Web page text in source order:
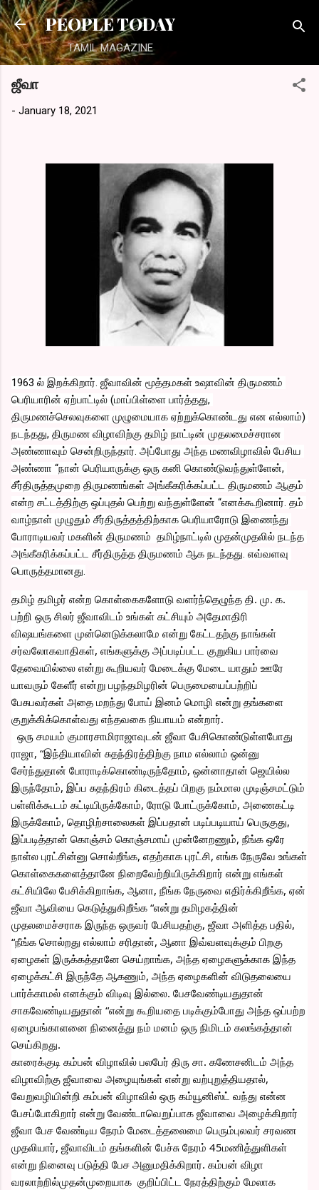
Skip to main content
PEOPLE TODAY
TAMIL MAGAZINE
ஜீவா
- January 18, 2021
1963 ல் இறக்கிறார். ஜீவாவின் மூத்தமகள் உஷாவின் திருமணம்
பெரியாரின் ஏற்பாட்டில் (மாப்பிள்ளை பார்த்தது,
திருமணச்செலவுகளை முழுமையாக ஏற்றுக்கொண்டது என எல்லாம்)
நடந்தது, திருமண விழாவிற்கு தமிழ் நாட்டின் முதலமைச்சரான
அண்ணாவும் சென்றிருந்தார். அப்போது அந்த மணவிழாவில் பேசிய
அண்ணா “நான் பெரியாருக்கு ஒரு கனி கொண்டுவந்துள்ளேன்,
சீர்திருத்தமுறை திருமணங்கள் அங்கீகரிக்கப்பட்ட திருமணம் ஆகும்
என்ற சட்டத்திற்கு ஒப்புதல் பெற்று வந்துள்ளேன் “எனக்கூறினார். தம்
வாழ்நாள் முழுதும் சீர்திருத்தத்திற்காக பெரியாரோடு இணைந்து
போராடியவர் மகளின் திருமணம்  தமிழ்நாட்டில் முதன்முதலில் நடந்த
அங்கீகரிக்கப்பட்ட சீர்திருத்த திருமணம் ஆக நடந்தது. எவ்வளவு
பொருத்தமானது.
தமிழ் தமிழர் என்ற கொள்கைகளோடு வளர்ந்தெழுந்த தி. மு. க.
பற்றி ஒரு சிலர் ஜீவாவிடம் உங்கள் கட்சியும் அதேமாதிரி
விஷயங்களை முன்னெடுக்கலாமே என்று கேட்டதற்கு நாங்கள்
சர்வலோகவாதிகள், எங்களுக்கு அப்படிப்பட்ட குறுகிய பார்வை
தேவையில்லை என்று கூறியவர் மேடைக்கு மேடை யாதும் ஊரே
யாவரும் கேளீர் என்று பழந்தமிழரின் பெருமையைப்பற்றிப்
பேசுபவர்கள் அதை மறந்து போய் இனம் மொழி என்று தங்களை
குறுக்கிக்கொள்வது எந்தவகை நியாயம் என்றார்.
ராஜா, “இந்தியாவின் சுதந்திரத்திற்கு நாம எல்லாம் ஒன்னு
சேர்ந்துதான் போராடிக்கொண்டிருந்தோம், ஒன்னாதான் ஜெயில்ல
இருந்தோம், இப்ப சுதந்திரம் கிடைத்தப் பிறகு நம்மால முடிஞ்சமட்டும்
பள்ளிக்கூடம் கட்டியிருக்கோம், ரோடு போட்ருக்கோம், அணைகட்டி
இருக்கோம், தொழிற்சாலைகள் இப்பதான் படிப்படியாய் பெருகுது,
இப்படித்தான் கொஞ்சம் கொஞ்சமாய் முன்னேறணும், நீங்க ஒரே
நாள்ல புரட்சின்னு சொல்றீங்க, எதற்காக புரட்சி, எங்க நேருவே உங்கள்
கொள்கைகளைத்தானே நிறைவேற்றியிருக்கிறார் என்று எங்கள்
கட்சியிலே பேசிக்கிறாங்க, ஆனா, நீங்க நேருவை எதிர்க்கிறீங்க, ஏன்
ஜீவா ஆவியை கெடுத்துகிறீங்க “என்று தமிழகத்தின்
முதலமைச்சராக இருந்த ஒருவர் பேசியதற்கு, ஜீவா அளித்த பதில்,
“நீங்க சொல்றது எல்லாம் சரிதான், ஆனா இவ்வளவுக்கும் பிறகு
ஏழைகள் இருக்கத்தானே செய்றாங்க, அந்த ஏழைகளுக்காக இந்த
ஏழைக்கட்சி இருந்தே ஆகணும், அந்த ஏழைகளின் விடுதலையை
பார்க்காமல் எனக்கும் விடிவு இல்லை. பேசவேண்டியதுதான்
சாகவேண்டியதுதான் “என்று கூறியதை படிக்கும்போது அந்த ஒப்பற்ற
ஏழைபங்காளனை நினைத்து நம் மனம் ஒரு நிமிடம் கலங்கத்தான்
செய்கிறது.
காரைக்குடி கம்பன் விழாவில் பலபேர் திரு சா. கணேசனிடம் அந்த
விழாவிற்கு ஜீவாவை அழையுங்கள் என்று வற்புறுத்தியதால்,
வேறுவழியின்றி கம்பன் விழாவில் ஒரு கம்யூனிஸ்ட் வந்து என்ன
பேசப்போகிறார் என்று வேண்டாவெறுப்பாக ஜீவாவை அழைக்கிறார்
ஜீவா பேச வேண்டிய நேரம் மேடைத்தலைமை பெரும்புலவர் சரவண
முதலியார், ஜீவாவிடம் தங்களின் பேச்சு நேரம் 45மணித்துளிகள்
என்று நினைவு படுத்தி பேச அனுமதிக்கிறார். கம்பன் விழா
வரலாற்றில்முதன்முறையாக  குறிப்பிட்ட நேரத்திற்கும் மேலாக